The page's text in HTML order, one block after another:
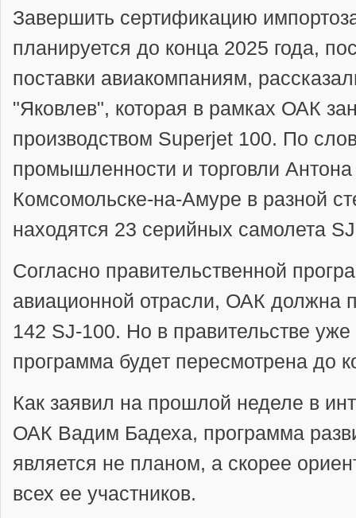
Завершить сертификацию
планируется до конца 2025 года,
поставки авиакомпаниям,
"Яковлев", которая в рамках ОАК
производством Superjet 100. По
промышленности и торговли
Комсомольске-на-Амуре в разной
находятся 23 серийных самолета
Согласно правительственной
авиационной отрасли, ОАК должна
142 SJ-100. Но в правительстве уже
программа будет пересмотрена до
Как заявил на прошлой неделе в
ОАК Вадим Бадеха, программа
является не планом, а скорее
всех ее участников.